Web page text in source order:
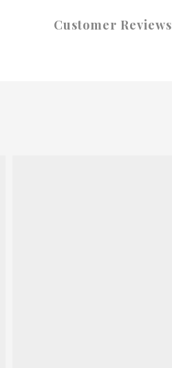
Customer Reviews